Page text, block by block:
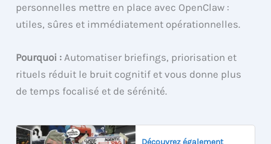
personnelles mettre en place avec OpenClaw :
utiles, sûres et immédiatement opérationnelles.
Pourquoi : Automatiser briefings, priorisation et
rituels réduit le bruit cognitif et vous donne plus
de temps focalisé et de sérénité.